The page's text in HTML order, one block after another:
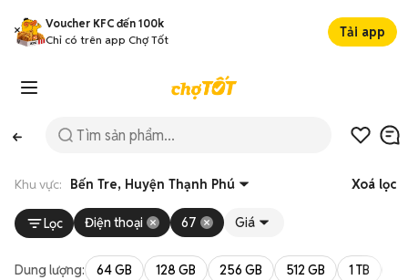
Voucher KFC đến 100k
Chỉ có trên app Chợ Tốt
Tải app
Khu vực: Bến Tre, Huyện Thạnh Phú Xoá lọc
Lọc Điện thoại 67 Giá
Dung lượng: 64 GB 128 GB 256 GB 512 GB 1 TB